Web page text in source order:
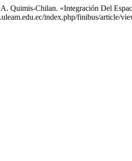
Quimis-Chilan. «Integración Del
index.php/finibus/article/